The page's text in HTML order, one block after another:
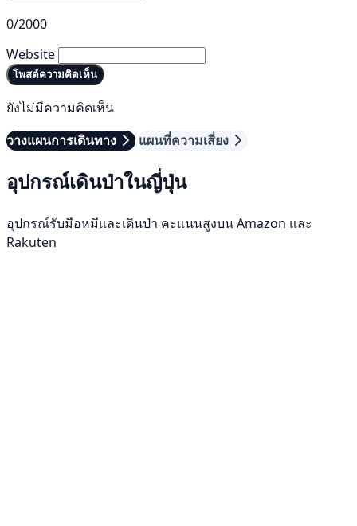
0/2000
Website
โพสต์ความคิดเห็น
ยังไม่มีความคิดเห็น
วางแผนการเดินทาง
แผนที่ความเสี่ยง
อุปกรณ์เดินป่าในญี่ปุ่น
อุปกรณ์รับมือหมีและเดินป่า คะแนนสูงบน Amazon และ
Rakuten